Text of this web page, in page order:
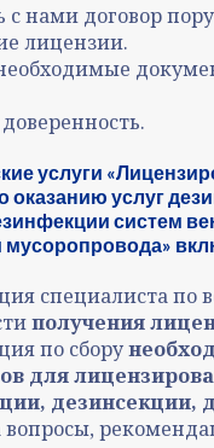
с нами договор
лицензии.
услуги
оказанию услуг
систем
мусоропровода»
специалиста по
получения
по сбору
для
дезинсекции,
вопросы,